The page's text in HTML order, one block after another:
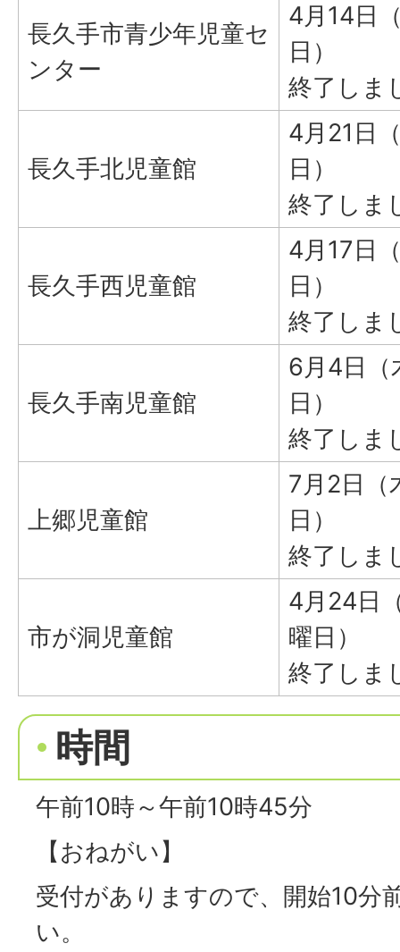
長久手市青少年児童セ
ンター
4月14日
日）
終了しま
長久手北児童館
4月21日
日）
終了しま
長久手西児童館
4月17日
日）
終了しま
長久手南児童館
6月4日（
日）
終了しま
上郷児童館
7月2日（
日）
終了しま
市が洞児童館
4月24日
曜日）
終了しま
時間
午前10時～午前10時45分
【おねがい】
受付がありますので、開始10分
い。